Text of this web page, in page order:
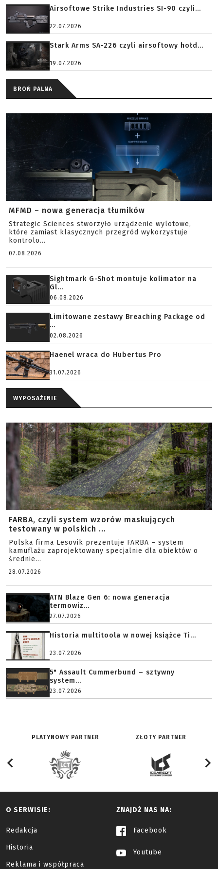
Airsoftowe Strike Industries SI-90 czyli...
22.07.2026
Stark Arms SA-226 czyli airsoftowy hołd...
19.07.2026
BROŃ PALNA
MFMD – nowa generacja tłumików
Strategic Sciences stworzyło urządzenie wylotowe,
które zamiast klasycznych przegród wykorzystuje
kontrolo...
07.08.2026
Sightmark G-Shot montuje kolimator na
Gl...
06.08.2026
Limitowane zestawy Breaching Package od
...
02.08.2026
Haenel wraca do Hubertus Pro
31.07.2026
WYPOSAŻENIE
FARBA, czyli system wzorów maskujących
testowany w polskich ...
Polska firma Lesovik prezentuje FARBA – system
kamuflażu zaprojektowany specjalnie dla obiektów o
średnie...
28.07.2026
ATN Blaze Gen 6: nowa generacja
termowiz...
27.07.2026
Historia multitoola w nowej książce Ti...
23.07.2026
5" Assault Cummerbund – sztywny
system...
23.07.2026
PLATYNOWY PARTNER ZŁOTY PARTNER
O SERWISIE:
Redakcja
Historia
Reklama i współpraca
ZNAJDŹ NAS NA:
Facebook
Youtube